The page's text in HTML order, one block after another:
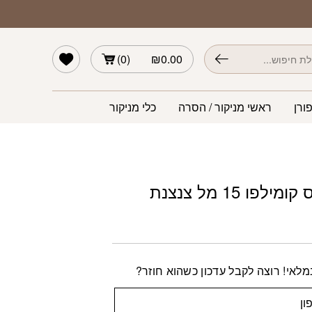
₪0.00
(
0
)
ראשי מניקור / הסרה כלי מניקור
15 מל צנצנת
רוצה לקבל עדכון כשהוא חוזר?